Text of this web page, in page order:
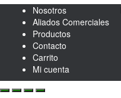
Nosotros
Aliados Comerciales
Productos
Contacto
Carrito
Mi cuenta